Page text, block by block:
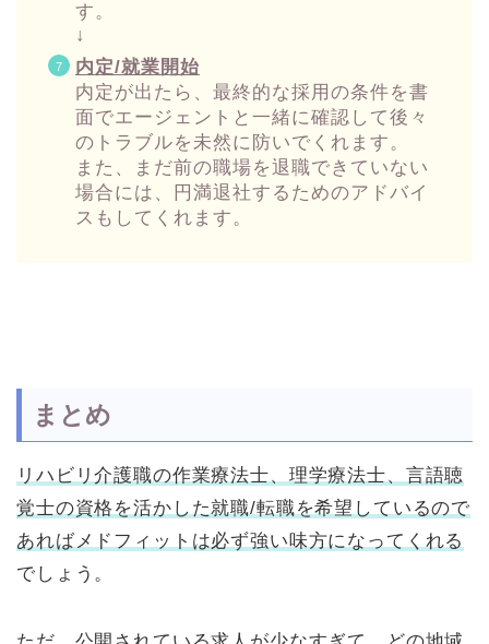
す。
↓
内定/就業開始
内定が出たら、最終的な採用の条件を書
面でエージェントと一緒に確認して後々
のトラブルを未然に防いでくれます。
また、まだ前の職場を退職できていない
場合には、円満退社するためのアドバイ
スもしてくれます。
まとめ
リハビリ介護職の作業療法士、理学療法士、言語聴
覚士の資格を活かした就職/転職を希望しているので
あればメドフィットは必ず強い味方になってくれる
でしょう。